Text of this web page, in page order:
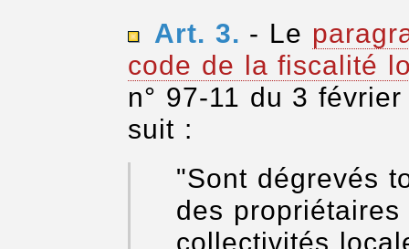
Art. 3. - Le
code de la fiscalité
n° 97-11 du 3
suit :
"Sont dégrevés
des
collectivités